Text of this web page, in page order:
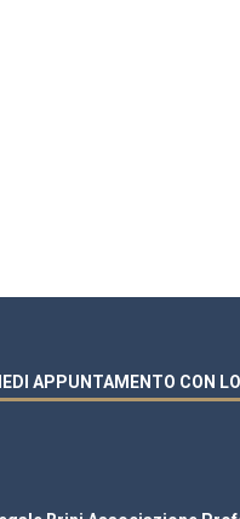
APPUNTAMENTO CON